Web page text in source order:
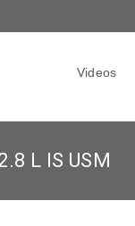
Videos
L IS USM